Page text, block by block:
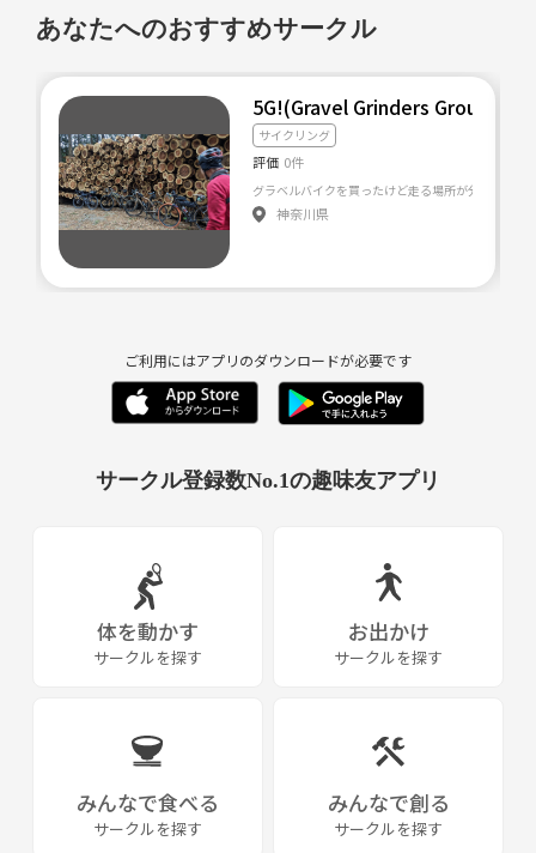
あなたへのおすすめサークル
5G!(Gravel Grinders Group for
サイクリング
評価 0件
神奈川県
ご利用にはアプリのダウンロードが必要です
サークル登録数No.1の趣味友アプリ
体を動かす
サークルを探す
お出かけ
サークルを探す
みんなで食べる
サークルを探す
みんなで創る
サークルを探す